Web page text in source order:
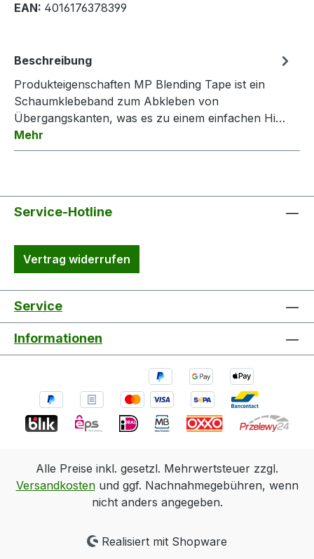
EAN: 4016176378399
Beschreibung
Produkteigenschaften MP Blending Tape ist ein
Schaumklebeband zum Abkleben von
Übergangskanten, was es zu einem einfachen Hi…
Mehr
Service-Hotline
Vertrag widerrufen
Service
Informationen
Alle Preise inkl. gesetzl. Mehrwertsteuer zzgl.
Versandkostenund ggf. Nachnahmegebühren, wenn
nicht anders angegeben.
Realisiert mit Shopware